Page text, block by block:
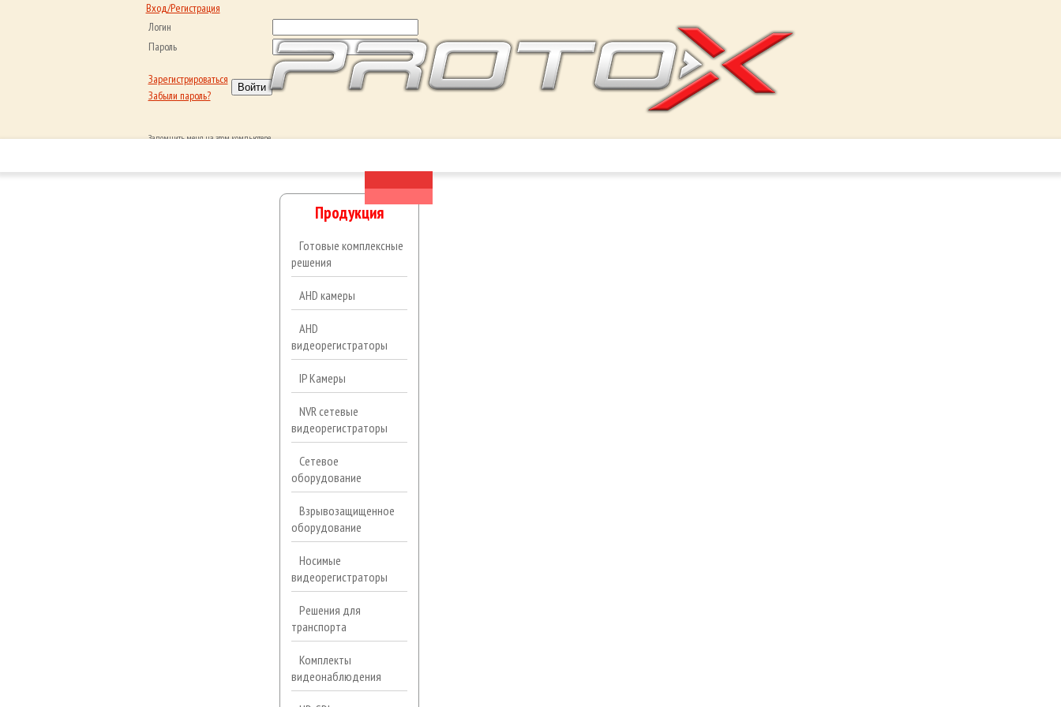
Вход/Регистрация
Логин
Пароль
Зарегистрироваться
Забыли пароль?
Запомнить меня на этом компьютере
ОТЗЫВЫ
ПРАЙС
Продукция
Готовые комплексные
решения
AHD камеры
AHD
видеорегистраторы
IP Камеры
NVR сетевые
видеорегистраторы
Сетевое
оборудование
Взрывозащищенное
оборудование
Носимые
видеорегистраторы
Решения для
транспорта
Комплекты
видеонаблюдения